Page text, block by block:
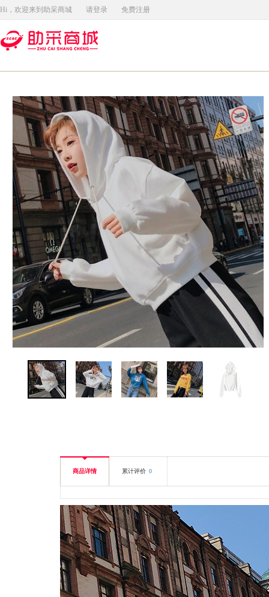
Hi，欢迎来到助采商城 请登录 免费注册
商品详情 累计评价 0